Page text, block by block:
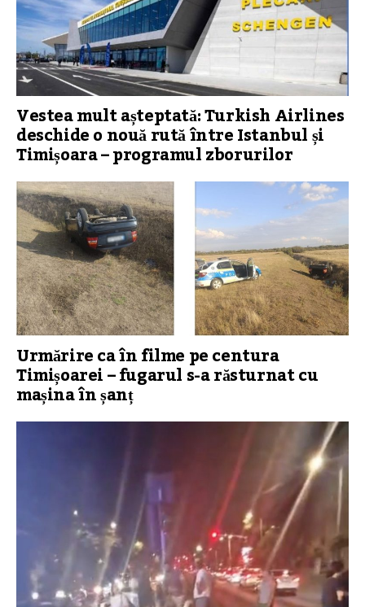
Vestea mult așteptată: Turkish Airlines
deschide o nouă rută între Istanbul și
Timișoara – programul zborurilor
Urmărire ca în filme pe centura
Timișoarei – fugarul s-a răsturnat cu
mașina în șanț